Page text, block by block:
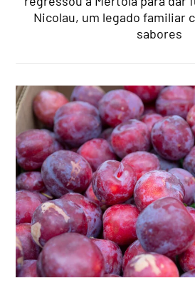
Nicolau, um legado familiar
sabores